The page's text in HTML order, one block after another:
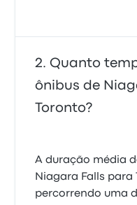
Quanto
ônibus de
Toronto?
A duração média
Niagara Falls para
percorrendo uma